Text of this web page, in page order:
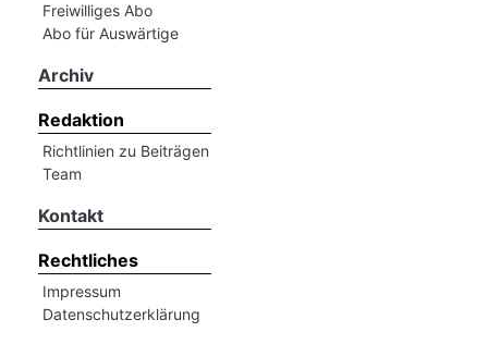
Mitteilungen
Freiwilliges Abo
Abo für Auswärtige
Archiv
Redaktion
Richtlinien zu Beiträgen
Team
Kontakt
Rechtliches
Impressum
Datenschutzerklärung